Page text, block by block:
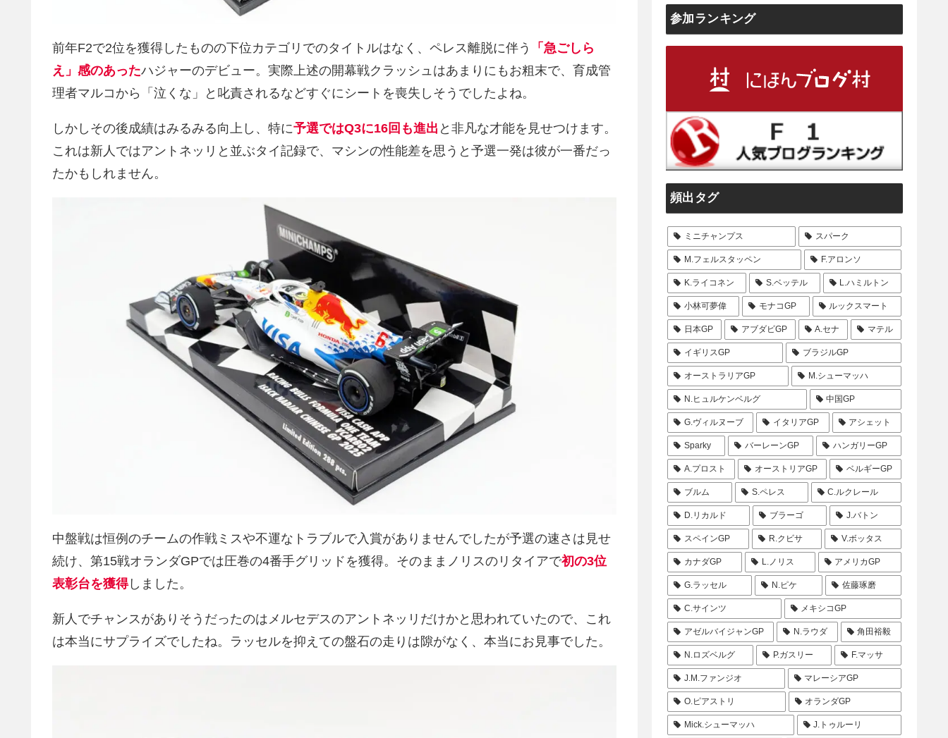
前年F2で2位を獲得したものの下位カテゴリでのタイトルはなく、ペレス離脱に伴う
「急ごしら
え」感のあったハジャーのデビュー。実際上述の開幕戦クラッシュはあまりにもお粗末で、育成管
理者マルコから「泣くな」と叱責されるなどすぐにシートを喪失しそうでしたよね。
しかしその後成績はみるみる向上し、特に予選ではQ3に16回も進出 と非凡な才能を見せつけます。
これは新人ではアントネッリと並ぶタイ記録で、マシンの性能差を思うと予選一発は彼が一番だっ
たかもしれません。
中盤戦は恒例のチームの作戦ミスや不運なトラブルで入賞がありませんでしたが予選の速さは見せ
続け、第15戦オランダGPでは圧巻の4番手グリッドを獲得。そのままノリスのリタイアで初の3位
表彰台を獲得しました。
新人でチャンスがありそうだったのはメルセデスのアントネッリだけかと思われていたので、これ
は本当にサプライズでしたね。ラッセルを抑えての盤石の走りは隙がなく、本当にお見事でした。
参加ランキング
頻出タグ
ミニチャンプス スパーク
M.フェルスタッペン F.アロンソ
K.ライコネン S.ベッテル L.ハミルトン
小林可夢偉 モナコGP ルックスマート
日本GP アブダビGP A.セナ マテル
イギリスGP ブラジルGP
オーストラリアGP M.シューマッハ
N.ヒュルケンベルグ 中国GP
G.ヴィルヌーブ イタリアGP アシェット
Sparky バーレーンGP ハンガリーGP
A.プロスト オーストリアGP ベルギーGP
ブルム S.ペレス C.ルクレール
D.リカルド ブラーゴ J.バトン
スペインGP R.クビサ V.ボッタス
カナダGP L.ノリス アメリカGP
G.ラッセル N.ピケ 佐藤琢磨
C.サインツ メキシコGP
アゼルバイジャンGP N.ラウダ 角田裕毅
N.ロズベルグ P.ガスリー F.マッサ
J.M.ファンジオ マレーシアGP
O.ピアストリ オランダGP
Mick.シューマッハ J.トゥルーリ